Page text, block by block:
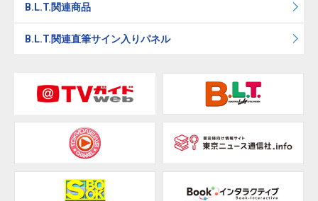
B.L.T.関連商品
B.L.T.関連直筆サイン入りパネル